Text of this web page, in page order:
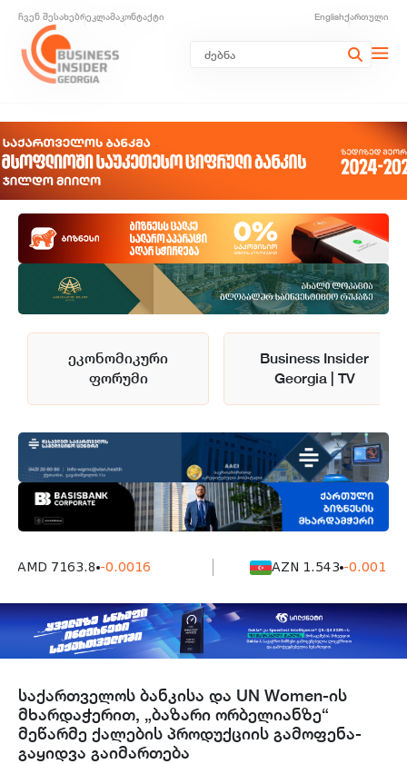
ჩვენ შესახებრეკლამაკონტაქტი Englishქართული
ეკონომიკური
ფორუმი
Business Insider
Georgia | TV
AMD 7163.8 -0.0016 AZN 1.543 -0.001
საქართველოს ბანკისა და UN Women-ის
მხარდაჭერით, „ბაზარი ორბელიანზე“
მეწარმე ქალების პროდუქციის გამოფენა-
გაყიდვა გაიმართება